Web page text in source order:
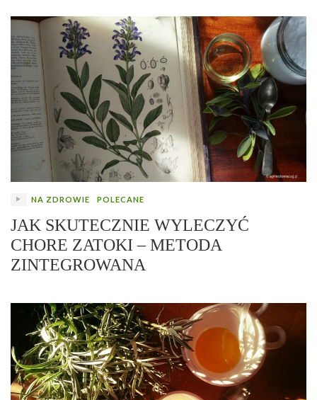
NA ZDROWIE POLECANE
JAK SKUTECZNIE WYLECZYĆ
CHORE ZATOKI – METODA
ZINTEGROWANA